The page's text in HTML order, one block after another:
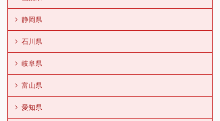
静岡県
石川県
岐阜県
富山県
愛知県